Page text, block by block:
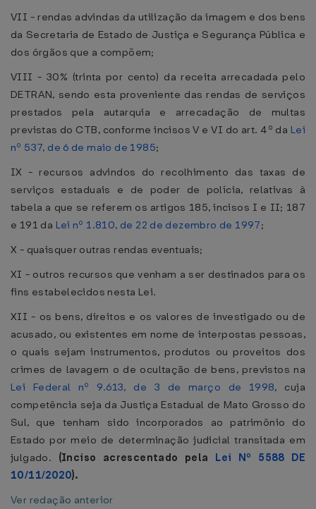
VII - rendas advindas da utilização da imagem e dos bens
da Secretaria de Estado de Justiça e Segurança Pública e
dos órgãos que a compõem;
VIII - 30% (trinta por cento) da receita arrecadada pelo
DETRAN, sendo esta proveniente das rendas de serviços
prestados pela autarquia e arrecadação de multas
previstas do CTB, conforme incisos V e VI do art. 4º da Lei
nº 537, de 6 de maio de 1985;
IX - recursos advindos do recolhimento das taxas de
serviços estaduais e de poder de polícia, relativas à
tabela a que se referem os artigos 185, incisos I e II; 187
e 191 da Lei nº 1.810, de 22 de dezembro de 1997;
X - quaisquer outras rendas eventuais;
XI - outros recursos que venham a ser destinados para os
fins estabelecidos nesta Lei.
XII - os bens, direitos e os valores de investigado ou de
acusado, ou existentes em nome de interpostas pessoas,
o quais sejam instrumentos, produtos ou proveitos dos
crimes de lavagem o de ocultação de bens, previstos na
Lei Federal nº 9.613, de 3 de março de 1998, cuja
competência seja da Justiça Estadual de Mato Grosso do
Sul, que tenham sido incorporados ao patrimônio do
Estado por meio de determinação judicial transitada em
julgado. (Inciso acrescentado pela Lei Nº 5588 DE
10/11/2020).
Ver redação anterior